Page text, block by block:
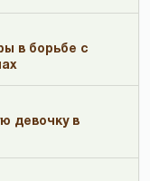
в борьбе с
девочку в